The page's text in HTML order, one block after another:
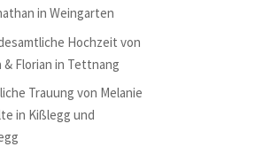
in Weingarten
Hochzeit von
& Florian in Tettnang
Trauung von Melanie
in Kißlegg und